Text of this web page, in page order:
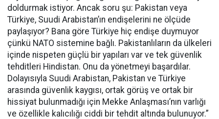
doldurmak istiyor. Ancak soru şu: Pakistan veya
Türkiye, Suudi Arabistan’ın endişelerini ne ölçüde
paylaşıyor? Bana göre Türkiye hiç endişe duymuyor
çünkü NATO sistemine bağlı. Pakistanlıların da ülkeleri
içinde nispeten güçlü bir yapıları var ve tek güvenlik
tehditleri Hindistan. Onu da yönetmeyi başardılar.
Dolayısıyla Suudi Arabistan, Pakistan ve Türkiye
arasında güvenlik kaygısı, ortak görüş ve ortak bir
hissiyat bulunmadığı için Mekke Anlaşması’nın varlığı
ve özellikle kalıcılığı ciddi bir tehdit altında bulunuyor.”